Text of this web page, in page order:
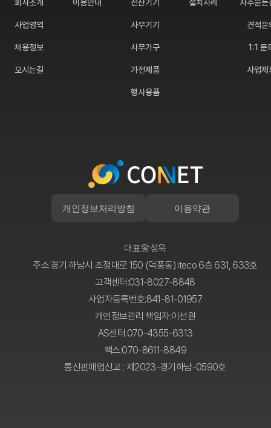
회사소개
사업영역
채용정보
오시는길
이용안내 전산기기
사무기기
사무가구
가전제품
행사용품
설치사례 자주묻는
견적문
1:1 문
사업제
개인정보처리방침 이용약관
대표:왕성욱
주소:경기 하남시 조정대로 150 (덕풍동) iteco 6층 631, 633호
고객센터:031-8027-8848
사업자등록번호:841-81-01957
개인정보관리 책임자:이선원
AS센터:070-4355-6313
팩스:070-8611-8849
통신판매업신고 : 제2023-경기하남-0590호